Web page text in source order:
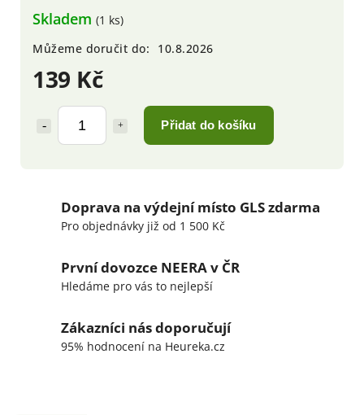
139 Kč
Přidat do košíku
Skladem (1 ks)
Můžeme doručit do:
10.8.2026
Doprava na výdejní místo GLS zdarma
Pro objednávky již od 1 500 Kč
První dovozce NEERA v ČR
Hledáme pro vás to nejlepší
Zákazníci nás doporučují
95% hodnocení na Heureka.cz